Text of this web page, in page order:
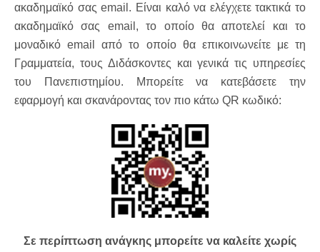
ακαδημαϊκό σας email. Είναι καλό να ελέγχετε τακτικά το
ακαδημαϊκό σας email, το οποίο θα αποτελεί και το
μοναδικό email από το οποίο θα επικοινωνείτε με τη
Γραμματεία, τους Διδάσκοντες και γενικά τις υπηρεσίες
του Πανεπιστημίου. Μπορείτε να κατεβάσετε την
εφαρμογή και σκανάροντας τον πιο κάτω QR κωδικό:
Σε περίπτωση ανάγκης μπορείτε να καλείτε χωρίς